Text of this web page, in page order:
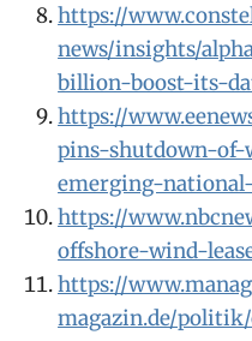
https://
news/insights/
billion-boost-its-
https://
pins-shutdown-
emerging-
https://
offshore-wind-
https://
magazin.de/